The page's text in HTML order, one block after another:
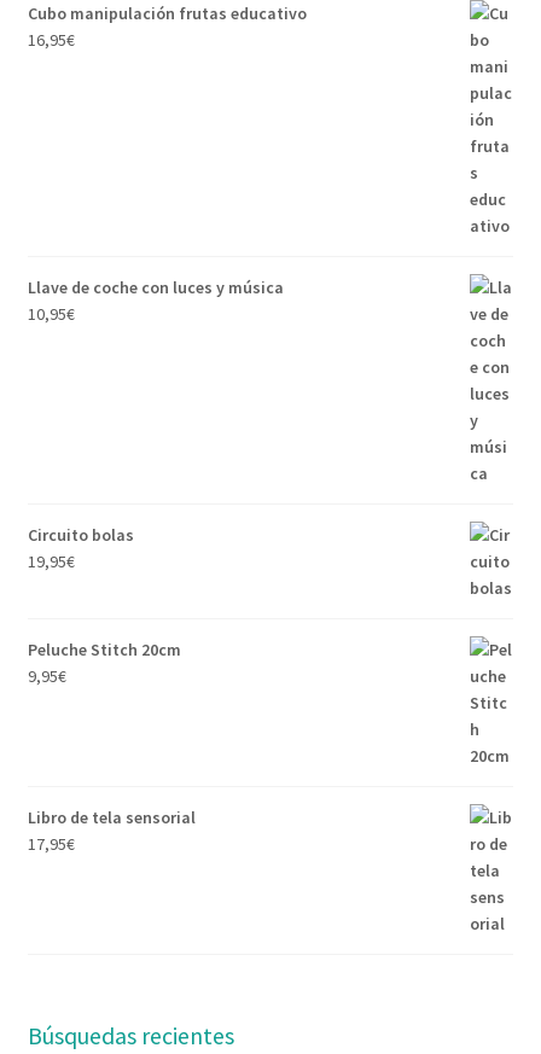
Cubo manipulación frutas educativo
16,95€
Llave de coche con luces y música
10,95€
Circuito bolas
19,95€
Peluche Stitch 20cm
9,95€
Libro de tela sensorial
17,95€
Búsquedas recientes